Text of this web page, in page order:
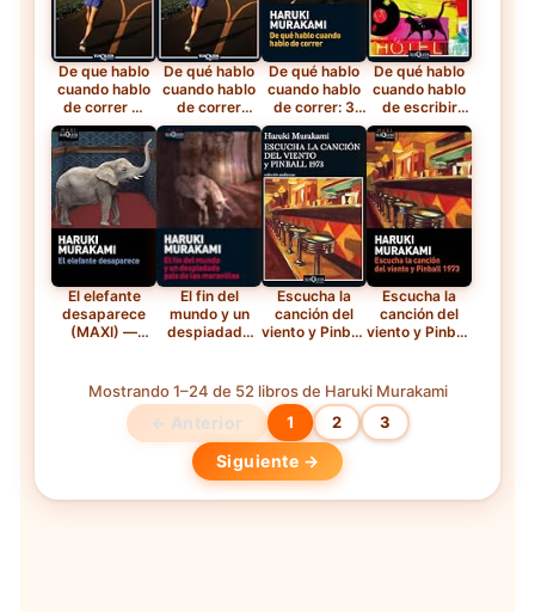
De que hablo
cuando hablo
de correr —
Tapa blanda
De qué hablo
cuando hablo
de correr
(Andanzas) —
Libro
electrónico
De qué hablo
cuando hablo
de correr: 3
(MAXI) —
Libro de
bolsillo
De qué hablo
cuando hablo
de escribir
(Andanzas) —
Tapa blanda
El elefante
desaparece
(MAXI) —
El fin del
mundo y un
despiadado
Escucha la
canción del
viento y Pinball
Libro
electrónico
Escucha la
canción del
viento y Pinball
bolsillo
Mostrando 1–24 de 52 libros de Haruki Murakami
← Anterior 1 2 3
Siguiente →